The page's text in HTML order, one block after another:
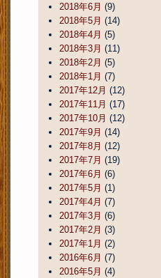
2018年6月 (9)
2018年5月 (14)
2018年4月 (5)
2018年3月 (11)
2018年2月 (5)
2018年1月 (7)
2017年12月 (12)
2017年11月 (17)
2017年10月 (12)
2017年9月 (14)
2017年8月 (12)
2017年7月 (19)
2017年6月 (6)
2017年5月 (1)
2017年4月 (7)
2017年3月 (6)
2017年2月 (3)
2017年1月 (2)
2016年6月 (7)
2016年5月 (4)